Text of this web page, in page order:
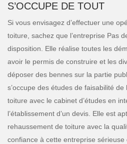
S’OCCUPE DE TOUT
Si vous envisagez d’effectuer une
toiture, sachez que l’entreprise Pas
disposition. Elle réalise toutes les
avoir le permis de construire et les
déposer des bennes sur la partie
s’occupe des études de faisabilité
toiture avec le cabinet d’études en
l’établissement d’un devis. Elle est
rehaussement de toiture avec la
confiance à cette entreprise sérieuse